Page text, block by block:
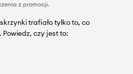
z promocji.
trafiało tylko to, co
czy jest to: